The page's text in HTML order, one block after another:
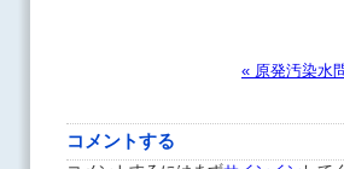
« 原発汚染水
コメントする